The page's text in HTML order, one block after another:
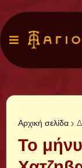
Αρχική σελίδα
To